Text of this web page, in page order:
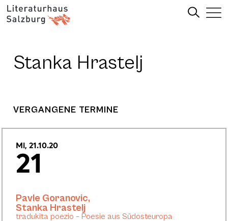
Stanka Hrastelj
VERGANGENE TERMINE
Mi, 21.10.20
21
Pavle Goranovic,
Stanka Hrastelj
tradukita poezio – Poesie aus Südosteuropa